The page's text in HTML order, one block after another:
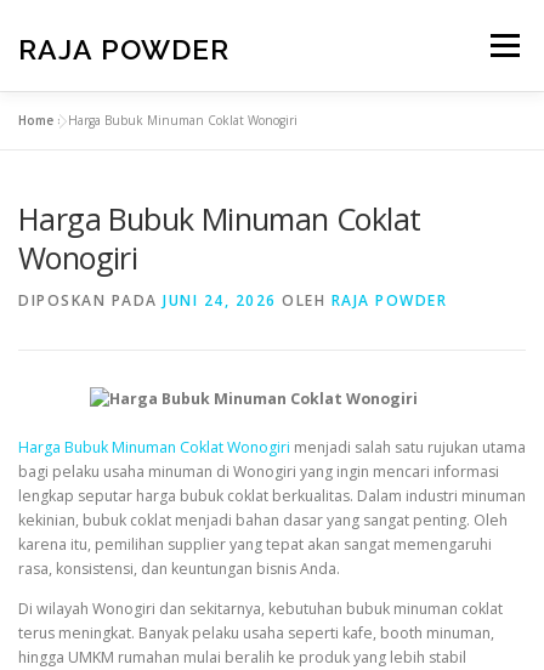
RAJA POWDER Menu
KONTAK KAMI PAKET USAHA
Home »Harga Bubuk Minuman Coklat Wonogiri
Harga Bubuk Minuman Coklat
Wonogiri
DIPOSKAN PADA JUNI 24, 2026 OLEH RAJA POWDER
Harga Bubuk Minuman Coklat Wonogiri menjadi salah satu rujukan utama
bagi pelaku usaha minuman di Wonogiri yang ingin mencari informasi
lengkap seputar harga bubuk coklat berkualitas. Dalam industri minuman
kekinian, bubuk coklat menjadi bahan dasar yang sangat penting. Oleh
karena itu, pemilihan supplier yang tepat akan sangat memengaruhi
rasa, konsistensi, dan keuntungan bisnis Anda.
Di wilayah Wonogiri dan sekitarnya, kebutuhan bubuk minuman coklat
terus meningkat. Banyak pelaku usaha seperti kafe, booth minuman,
hingga UMKM rumahan mulai beralih ke produk yang lebih stabil